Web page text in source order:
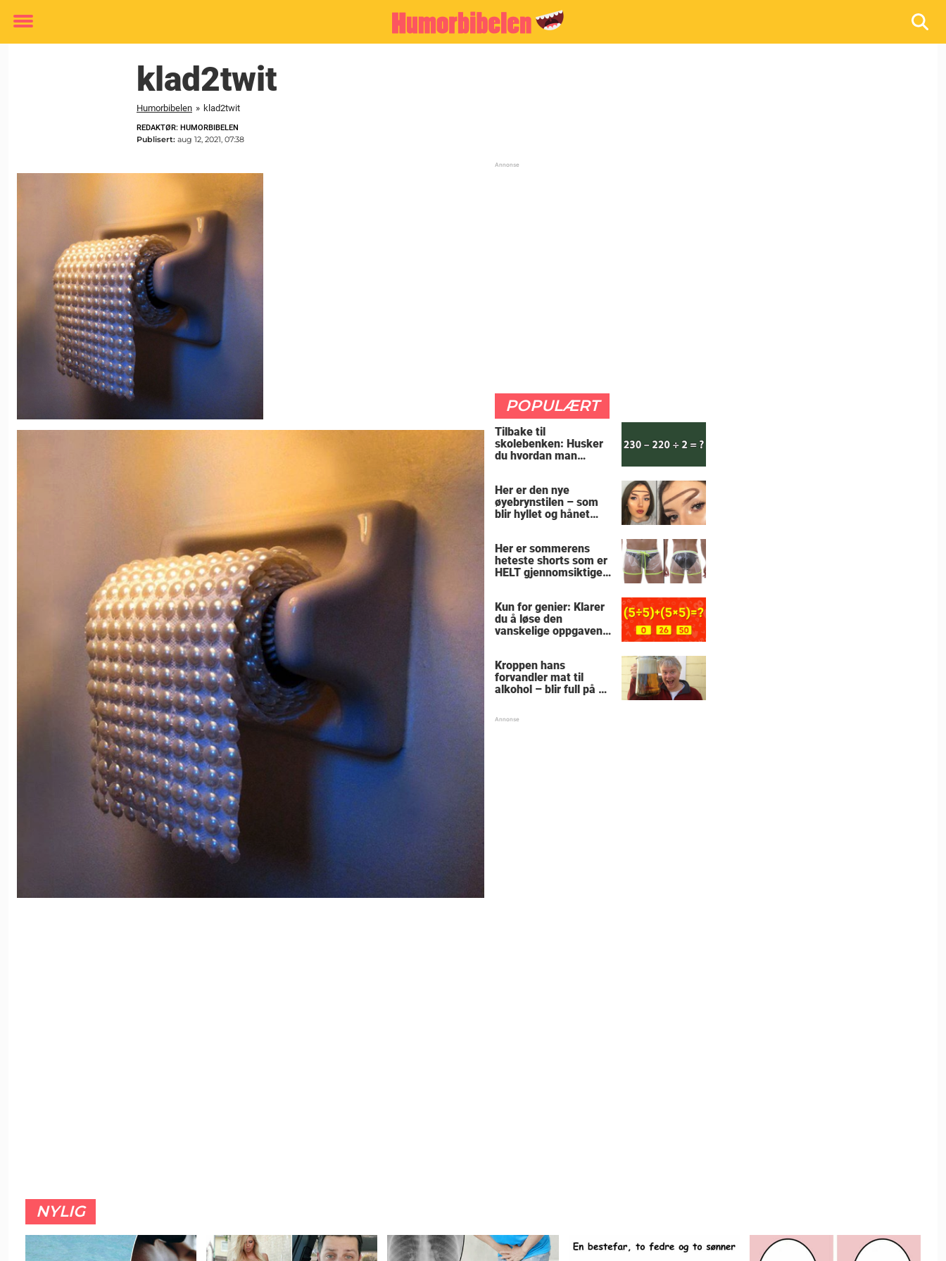
Toggle
klad2twit
Humorbibelen » klad2twit
REDAKTØR: HUMORBIBELEN
Publisert: aug 12, 2021, 07:38
POPULÆRT
Tilbake til
skolebenken: Husker
du hvordan man
Her er den nye
øyebrynstilen – som
blir hyllet og hånet
Her er sommerens
heteste shorts som er
HELT gjennomsiktige
Kun for genier: Klarer
du å løse den
vanskelige oppgaven
Kroppen hans
forvandler mat til
alkohol – blir full på et
rundt i sirkler"
NYLIG